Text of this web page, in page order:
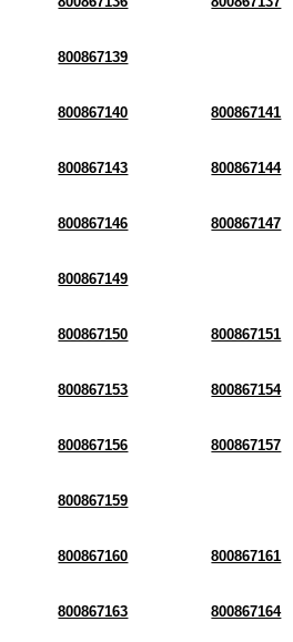
800867139
800867140 800867141
800867143 800867144
800867146 800867147
800867149
800867150 800867151
800867153 800867154
800867156 800867157
800867159
800867160 800867161
800867163 800867164